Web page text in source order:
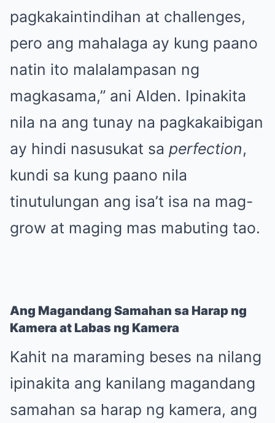
pagkakaintindihan at challenges,
pero ang mahalaga ay kung paano
natin ito malalampasan ng
magkasama,” ani Alden. Ipinakita
nila na ang tunay na pagkakaibigan
ay hindi nasusukat sa perfection,
kundi sa kung paano nila
tinutulungan ang isa’t isa na mag-
grow at maging mas mabuting tao.
Ang Magandang Samahan sa Harap ng
Kamera at Labas ng Kamera
Kahit na maraming beses na nilang
ipinakita ang kanilang magandang
samahan sa harap ng kamera, ang